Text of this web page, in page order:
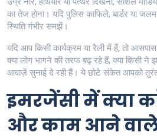
का तेज होना। यदि पुलिस काफिले, बार्डर या
स्थिति गंभीर समझें।
यदि आप किसी कार्यक्रम या रैली में हैं, तो
क्या लोग भागने की तरफ बढ़ रहे हैं, क्या किसी ने
आवाज़ें सुनाई दे रही हैं। ये छोटे संकेत आपको
इमरजेंसी में क्या
और काम आने